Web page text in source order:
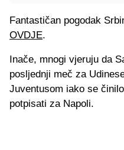
Fantastičan pogodak
OVDJE.
Inače, mnogi vjeruju da
posljednji meč za
Juventusom iako se
potpisati za Napoli.